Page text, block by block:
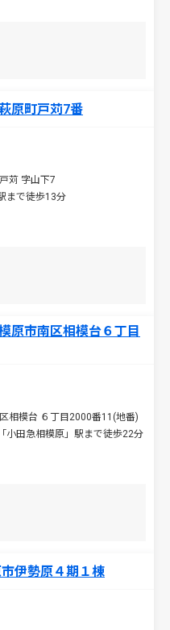
原町戸苅7番
苅 字山下7
まで徒歩13分
原市南区相模台６丁目
相模台 ６丁目2000番11(地番)
小田急相模原」駅まで徒歩22分
伊勢原４期１棟